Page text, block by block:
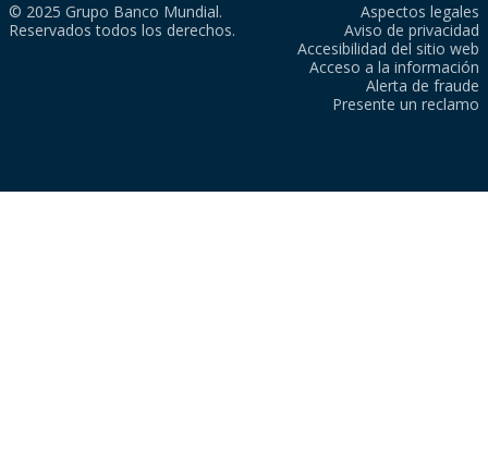
© 2025 Grupo Banco Mundial.
Reservados todos los derechos.
Aspectos legales
Aviso de privacidad
Accesibilidad del sitio web
Acceso a la información
Alerta de fraude
Presente un reclamo